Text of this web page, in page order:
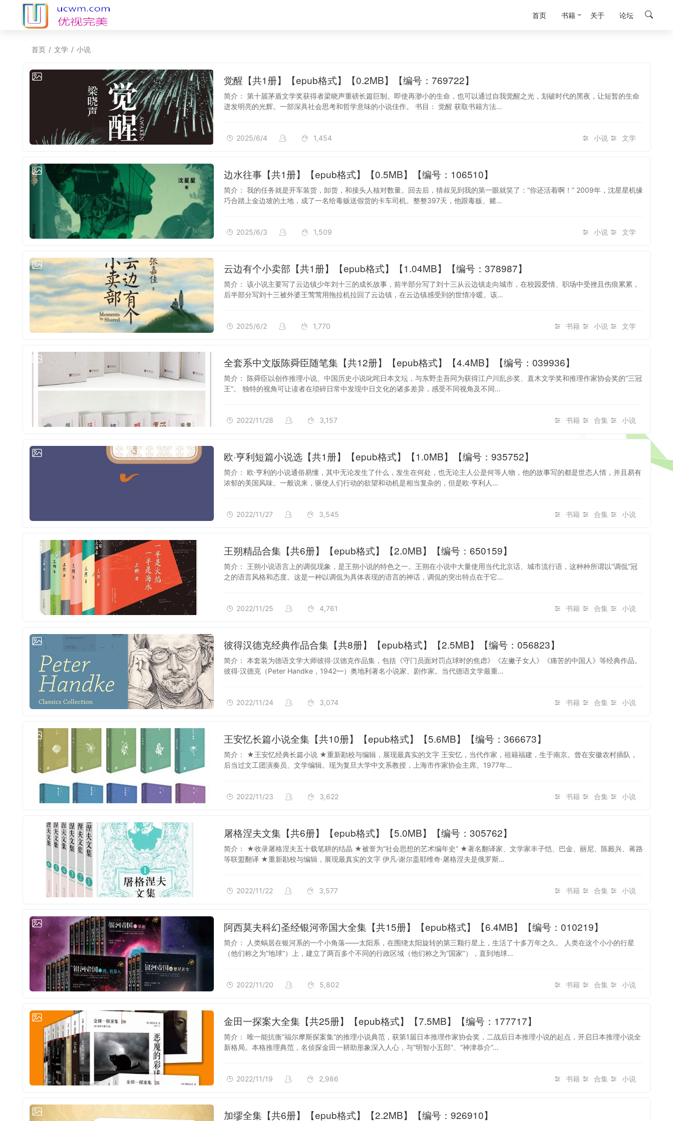
首页 书籍 关于 论坛
首页 / 文学 / 小说
2025/6/4
觉醒【共1册】【epub格式】【0.2MB】【编号：769722】
简介： 第十届茅盾文学奖获得者梁晓声重磅长篇巨制。即使再渺小的生命，也可以通过自我觉醒之光，划破时代的黑夜，让短暂的生命
迸发明亮的光辉。一部深具社会思考和哲学意味的小说佳作。 书目： 觉醒 获取书籍方法…
小说 文学
2025/6/4 1,454
2025/6/3
边水往事【共1册】【epub格式】【0.5MB】【编号：106510】
简介： 我的任务就是开车装货，卸货，和接头人核对数量。回去后，猜叔见到我的第一眼就笑了：“你还活着啊！” 2009年，沈星星机缘
巧合踏上金边坡的土地，成了一名给毒贩送假货的卡车司机。整整397天，他跟毒贩、赌…
小说 文学
2025/6/3 1,509
2025/6/2
云边有个小卖部【共1册】【epub格式】【1.04MB】【编号：378987】
简介： 该小说主要写了云边镇少年刘十三的成长故事，前半部分写了刘十三从云边镇走向城市，在校园爱情、职场中受挫且伤痕累累，
后半部分写刘十三被外婆王莺莺用拖拉机拉回了云边镇，在云边镇感受到的世情冷暖。该…
书籍 小说 文学
2025/6/2 1,770
2022/11/28
全套系中文版陈舜臣随笔集【共12册】【epub格式】【4.4MB】【编号：039936】
简介： 陈舜臣以创作推理小说、中国历史小说叱咤日本文坛，与东野圭吾同为获得江户川乱步奖、直木文学奖和推理作家协会奖的“三冠
王”。 独特的视角可让读者在琐碎日常中发现中日文化的诸多差异，感受不同视角及不同…
书籍 合集 小说
2022/11/28 3,157
2022/11/27
欧·亨利短篇小说选【共1册】【epub格式】【1.0MB】【编号：935752】
简介： 欧·亨利的小说通俗易懂，其中无论发生了什么，发生在何处，也无论主人公是何等人物，他的故事写的都是世态人情，并且易有
浓郁的美国风味。一般说来，驱使人们行动的欲望和动机是相当复杂的，但是欧·亨利人…
书籍 合集 小说
2022/11/27 3,545
2022/11/25
王朔精品合集【共6册】【epub格式】【2.0MB】【编号：650159】
简介： 王朔小说语言上的调侃现象，是王朔小说的特色之一。王朔在小说中大量使用当代北京话、城市流行语，这种种所谓以“调侃”冠
之的语言风格和态度。这是一种以调侃为具体表现的语言的神话，调侃的突出特点在于它…
书籍 合集 小说
2022/11/25 4,761
2022/11/24
彼得汉德克经典作品合集【共8册】【epub格式】【2.5MB】【编号：056823】
简介： 本套装为德语文学大师彼得·汉德克作品集，包括《守门员面对罚点球时的焦虑》《左撇子女人》《痛苦的中国人》等经典作品。
彼得·汉德克（Peter Handke，1942—）奥地利著名小说家、剧作家。当代德语文学最重…
书籍 合集 小说
2022/11/24 3,074
2022/11/23
王安忆长篇小说全集【共10册】【epub格式】【5.6MB】【编号：366673】
简介： ★王安忆经典长篇小说 ★重新勘校与编辑，展现最真实的文字 王安忆，当代作家，祖籍福建，生于南京。曾在安徽农村插队，
后当过文工团演奏员、文学编辑。现为复旦大学中文系教授，上海市作家协会主席。1977年…
书籍 合集 小说
2022/11/23 3,622
2022/11/22
屠格涅夫文集【共6册】【epub格式】【5.0MB】【编号：305762】
简介： ★收录屠格涅夫五十载笔耕的结晶 ★被誉为“社会思想的艺术编年史” ★著名翻译家、文学家丰子恺、巴金、丽尼、陈殿兴、蒋路
等联盟翻译 ★重新勘校与编辑，展现最真实的文字 伊凡·谢尔盖耶维奇·屠格涅夫是俄罗斯…
书籍 合集 小说
2022/11/22 3,577
2022/11/20
阿西莫夫科幻圣经银河帝国大全集【共15册】【epub格式】【6.4MB】【编号：010219】
简介： 人类蜗居在银河系的一个小角落——太阳系，在围绕太阳旋转的第三颗行星上，生活了十多万年之久。 人类在这个小小的行星
（他们称之为“地球”）上，建立了两百多个不同的行政区域（他们称之为“国家”），直到地球…
书籍 合集 小说
2022/11/20 5,802
2022/11/19
金田一探案大全集【共25册】【epub格式】【7.5MB】【编号：177717】
简介： 唯一能抗衡“福尔摩斯探案集”的推理小说典范，获第1届日本推理作家协会奖，二战后日本推理小说的起点，开启日本推理小说全
新格局。本格推理典范，名侦探金田一耕助形象深入人心，与“明智小五郎”、“神津恭介”…
书籍 合集 小说
2022/11/19 2,986
2022/11/16
加缪全集【共6册】【epub格式】【2.2MB】【编号：926910】